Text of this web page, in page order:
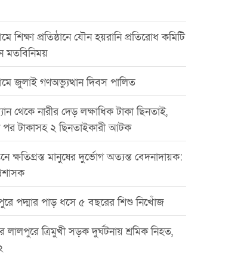
শিক্ষা প্রতিষ্ঠানে যৌন হয়রানি প্রতিরোধ কমিটি
মতবিনিময়
জুলাই গণঅভ্যুত্থান দিবস পালিত
থেকে নারীর দেড় লক্ষাধিক টাকা ছিনতাই,
টাকাসহ ২ ছিনতাইকারী আটক
ক্ষতিগ্রস্ত মানুষের দুর্ভোগ অত্যন্ত বেদনাদায়ক:
পদ্মার পাড় ধসে ৫ বছরের শিশু নিখোঁজ
লালপুরে ত্রিমুখী সড়ক দুর্ঘটনায় শ্রমিক নিহত,